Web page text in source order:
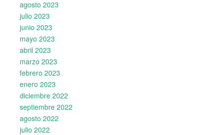
agosto 2023
julio 2023
junio 2023
mayo 2023
abril 2023
marzo 2023
febrero 2023
enero 2023
diciembre 2022
septiembre 2022
agosto 2022
julio 2022